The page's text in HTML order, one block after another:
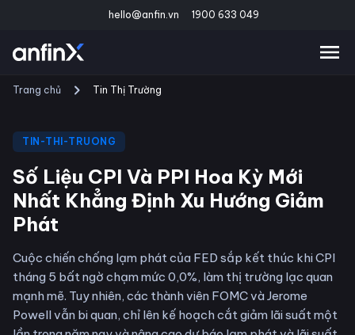
hello@anfin.vn 1900 633 049
Trang chủ Tin Thị Trường
TIN-THI-TRUONG
Số Liệu CPI Và PPI Hoa Kỳ Mới
Nhất Khẳng Định Xu Hướng Giảm
Phát
Cuộc chiến chống lạm phát của FED sắp kết thúc khi CPI
tháng 5 bất ngờ chạm mức 0,0%, làm thị trường lạc quan
mạnh mẽ. Tuy nhiên, các thành viên FOMC và Jerome
Powell vẫn bi quan, chỉ lên kế hoạch cắt giảm lãi suất một